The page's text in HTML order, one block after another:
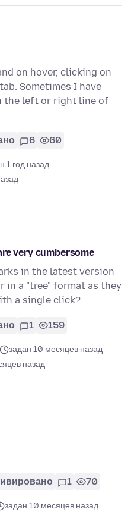
on hover, clicking on
Sometimes I have
the left or right line of
6 60
1 год назад
very cumbersome
in the latest version
in a "tree" format as they
a single click?
1 159
задан 10 месяцев назад
назад
1 70
задан 10 месяцев назад